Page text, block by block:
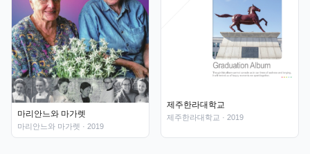
마리안느와 마가렛
마리안느와 마가렛 · 2019
제주한라대학교
제주한라대학교 · 2019